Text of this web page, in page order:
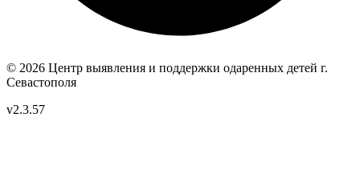
© 2026 Центр выявления и поддержки одаренных детей г.
Севастополя
v2.3.57